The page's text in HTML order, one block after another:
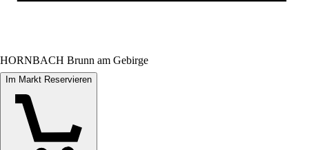
HORNBACH Brunn am Gebirge
Im Markt Reservieren